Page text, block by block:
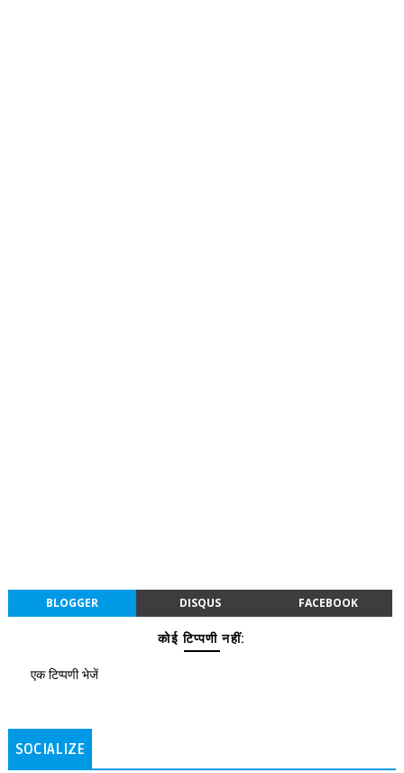
BLOGGER DISQUS FACEBOOK
कोई टिप्पणी नहीं:
एक टिप्पणी भेजें
SOCIALIZE